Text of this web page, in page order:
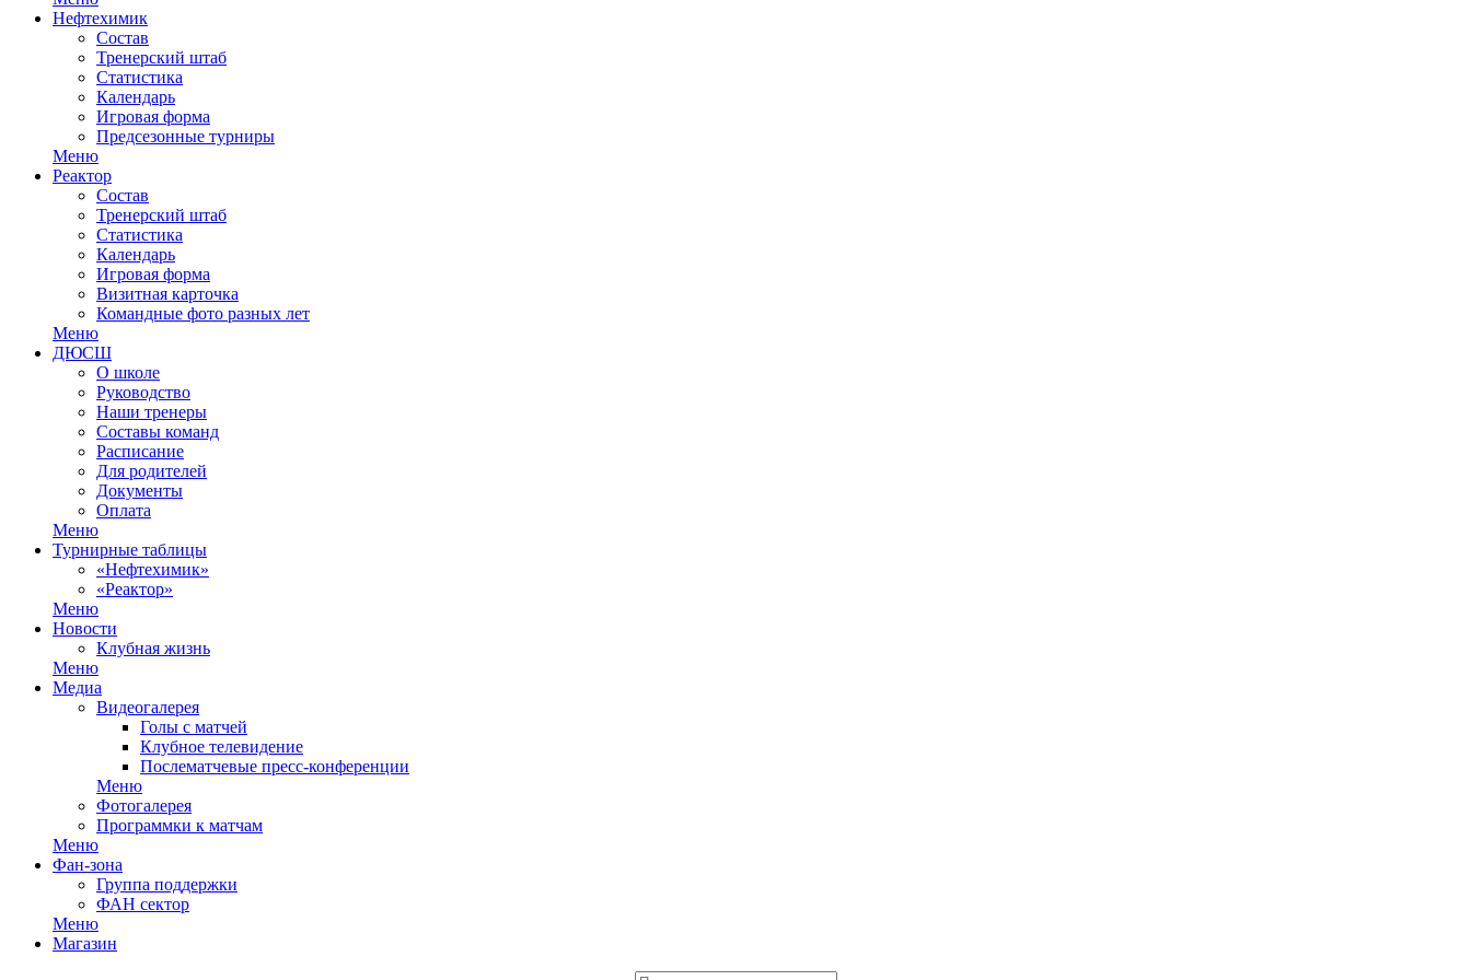
Нефтехимик
Состав
Тренерский штаб
Статистика
Календарь
Игровая форма
Предсезонные турниры
Меню
Реактор
Состав
Тренерский штаб
Статистика
Календарь
Игровая форма
Визитная карточка
Командные фото разных лет
Меню
ДЮСШ
О школе
Руководство
Наши тренеры
Составы команд
Расписание
Для родителей
Документы
Оплата
Меню
Турнирные таблицы
«Нефтехимик»
«Реактор»
Меню
Новости
Клубная жизнь
Меню
Медиа
Видеогалерея
Голы с матчей
Клубное телевидение
Послематчевые пресс-конференции
Меню
Фотогалерея
Программки к матчам
Меню
Фан-зона
Группа поддержки
ФАН сектор
Меню
Магазин